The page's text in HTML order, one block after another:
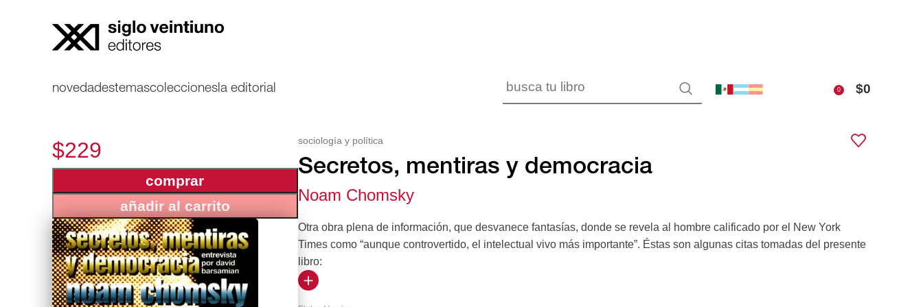
novedadestemascolecciones la editorial 0 $0
$229
añadir al carrito
comprar
sociología y política
Secretos, mentiras y democracia
Noam Chomsky
Otra obra plena de información, que desvanece fantasías, donde se revela al hombre calificado por el New York
Times como “aunque controvertido, el intelectual vivo más importante”. Éstas son algunas citas tomadas del presente
libro:
“…en 1970, cerca de 90% del capital internacional se destinaba al comercio y a la inversión de largo plazo –